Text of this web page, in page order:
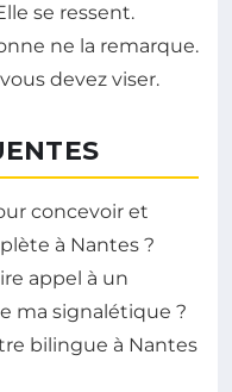
se ressent.
ne la remarque.
devez viser.
concevoir et
à Nantes ?
appel à un
ma signalétique ?
bilingue à Nantes